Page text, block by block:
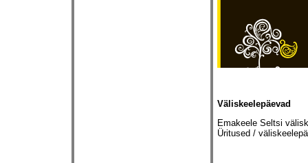
Väliskeelepäevad
Emakeele Seltsi
Üritused /